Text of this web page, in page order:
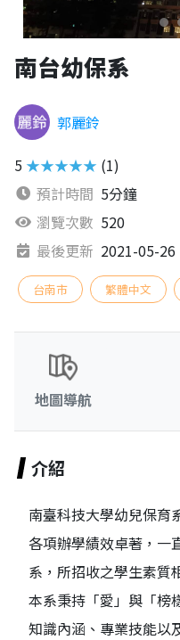
南台幼保系
郭麗鈴
5 ★★★★★ (1)
預計時間 5分鐘
瀏覽次數 520
最後更新 2021-05-26
台南市 繁體中文
地圖導航
介紹
南臺科技大學幼兒保育
各項辦學績效卓著，一
系，所招收之學生素質
本系秉持「愛」與「榜
知識內涵、專業技能以